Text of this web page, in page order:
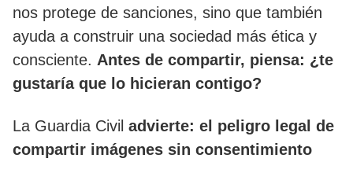
nos protege de sanciones, sino que también
ayuda a construir una sociedad más ética y
consciente. Antes de compartir, piensa: ¿te
gustaría que lo hicieran contigo?
La Guardia Civil advierte: el peligro legal de
compartir imágenes sin consentimiento